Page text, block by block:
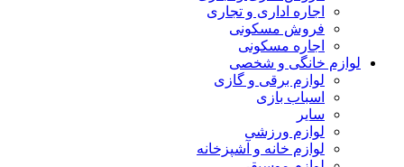
اجاره اداری و تجاری
فروش مسکونی
اجاره مسکونی
لوازم خانگی و شخصی
لوازم برقی و گازی
اسباب بازی
سایر
لوازم ورزشی
لوازم خانه و آشپزخانه